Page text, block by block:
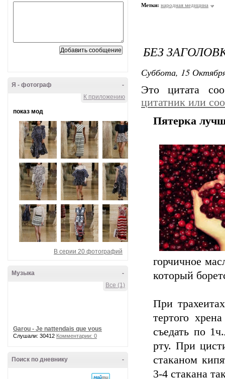
-
Я - фотограф
К приложению
показ мод
В серии 20 фотографий
-
Музыка
Все (1)
Garou - Je nattendais que vous
Слушали: 30412 Комментарии: 0
-
Поиск по дневнику
Метки: народная медицина
БЕЗ
Суббота, 15
Это цитата
цитатник или
Пятерка
горчичное
который
При
тертого
съедать по
рту. При
стаканом
3-4 стакана